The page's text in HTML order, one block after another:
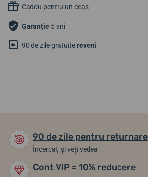
Cadou pentru un ceas
Garanţie 5 ani
90 de zile gratuitereveni
10 701,11 lei
Până în 10 zile
15 736,92 lei
La cerere
90 de zile pentru returnare
Încercați și veți vedea
Cont VIP = 10% reducere